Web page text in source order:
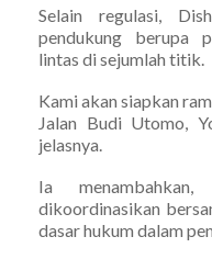
Selain regulasi,
pendukung berupa
lintas di sejumlah titik.
Kami akan siapkan
Jalan Budi Utomo,
jelasnya.
Ia
dikoordinasikan
dasar hukum dalam